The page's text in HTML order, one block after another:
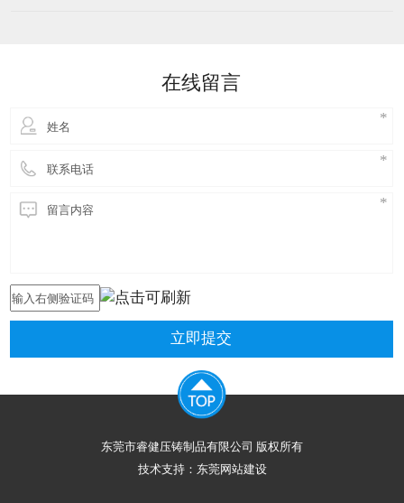
在线留言
立即提交
东莞市睿健压铸制品有限公司 版权所有
技术支持： 东莞网站建设